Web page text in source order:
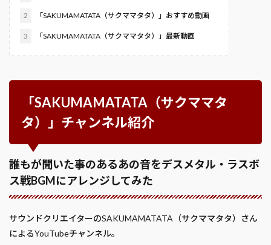
2 「SAKUMAMATATA（サクママタタ）」おすすめ動画
3 「SAKUMAMATATA（サクママタタ）」最新動画
「SAKUMAMATATA（サクママタ
タ）」チャンネル紹介
誰もが聞いた事のあるあの音をデスメタル・ラスボ
ス戦BGMにアレンジしてみた
サウンドクリエイターのSAKUMAMATATA（サクママタタ）さん
によるYouTubeチャンネル。